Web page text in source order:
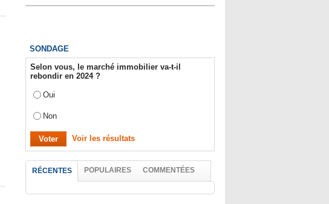
SONDAGE
Selon vous, le marché immobilier va-t-il
rebondir en 2024 ?
Oui
Non
Voir les résultats
RÉCENTES POPULAIRES COMMENTÉES